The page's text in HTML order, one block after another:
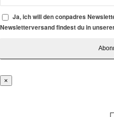
Ja, ich will den conpadres
Newsletterversand findest du in
×